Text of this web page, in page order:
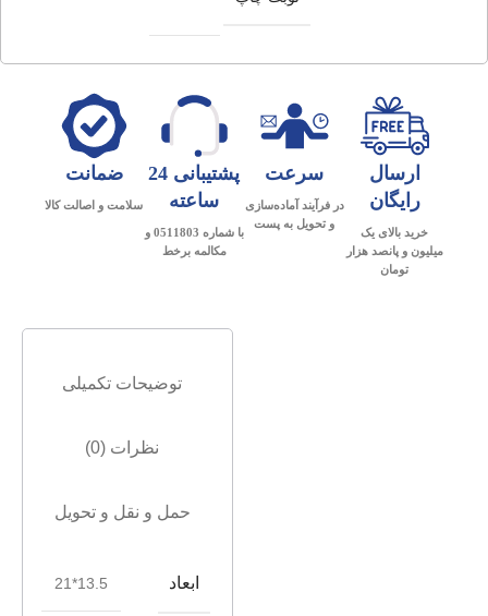
ارسال
رایگان
خرید بالای یک
میلیون و پانصد هزار
تومان
سرعت
در فرآیند آماده‌سازی
و تحویل به پست
پشتیبانی 24
ساعته
با شماره 0511803 و
مکالمه برخط
ضمانت
سلامت و اصالت کالا
توضیحات تکمیلی
نظرات (0)
حمل و نقل و تحویل
ابعاد 13.5*21